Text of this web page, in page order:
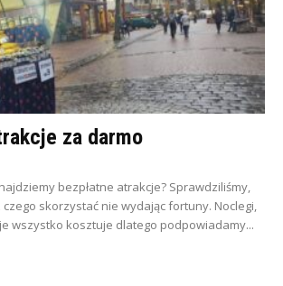
za darmo
bezpłatne atrakcje? Sprawdziliśmy,
czego skorzystać nie wydając fortuny. Noclegi,
wszystko kosztuje dlatego podpowiadamy...